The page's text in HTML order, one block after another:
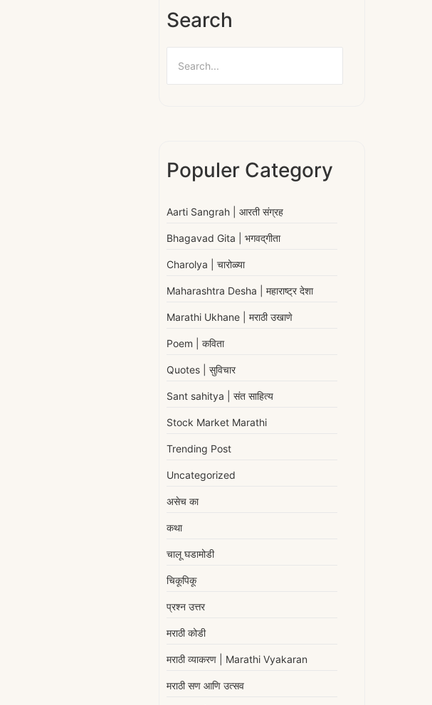
Search
Populer Category
Aarti Sangrah | आरती संग्रह
Bhagavad Gita | भगवद्‌गीता
Charolya | चारोळ्या
Maharashtra Desha | महाराष्ट्र देशा
Marathi Ukhane | मराठी उखाणे
Poem | कविता
Quotes | सुविचार
Sant sahitya | संत साहित्य
Stock Market Marathi
Trending Post
Uncategorized
असेच का
कथा
चालू घडामोडी
चिकूपिकू
प्रश्न उत्तर
मराठी कोडी
मराठी व्याकरण | Marathi Vyakaran
मराठी सण आणि उत्सव